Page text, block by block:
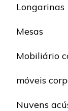
Longarinas
Mesas
Mobiliário
móveis
Nuvens